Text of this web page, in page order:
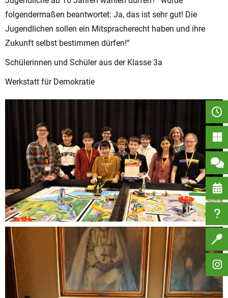
folgendermaßen beantwortet: Ja, das ist sehr gut! Die
Jugendlichen sollen ein Mitspracherecht haben und ihre
Zukunft selbst bestimmen dürfen!“
Schülerinnen und Schüler aus der Klasse 3a
Werkstatt für Demokratie